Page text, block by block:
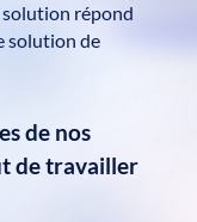
solution répond
solution de
de nos
de travailler